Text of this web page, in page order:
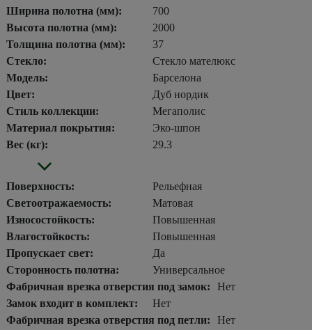
Ширина полотна (мм):
700
Высота полотна (мм):
2000
Толщина полотна (мм):
37
Стекло:
Стекло мателюкс
Модель:
Барселона
Цвет:
Дуб нордик
Стиль коллекции:
Мегаполис
Материал покрытия:
Эко-шпон
Вес (кг):
29.3
Поверхность:
Рельефная
Светоотражаемость:
Матовая
Износостойкость:
Повышенная
Влагостойкость:
Повышенная
Пропускает свет:
Да
Сторонность полотна:
Универсальное
Фабричная врезка отверстия под замок:
Нет
Замок входит в комплект:
Нет
Фабричная врезка отверстия под петли:
Нет